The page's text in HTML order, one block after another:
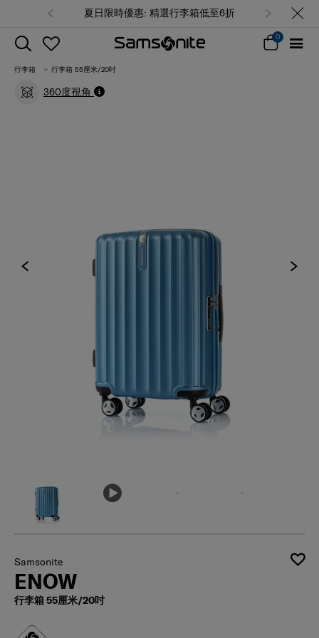
夏日限時優惠: 精選行李箱低至6折
0
行李箱 行李箱 55厘米/20吋
360度視角
Samsonite
ENOW
行李箱 55厘米/20吋